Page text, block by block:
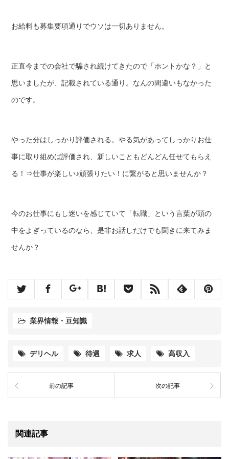
お給料も募集要項通りでウソは一切ありません。
正直今までの会社で騙され続けてきたので「ホントかな？」と
思いましたが、記載されている通り。なんの間違いもなかった
のです。
やった分はしっかり評価される。やる気があってしっかりお仕
事に取り組めば評価され、新しいこともどんどん任せてもらえ
る！⇒仕事が楽しい♪頑張りたい！に繋がると思いませんか？
今のお仕事にもし迷いを感じていて「転職」という言葉が頭の
中をよぎっているのなら、是非お話しだけでも聞きに来てみま
せんか？
業界情報・豆知識
デリヘル 待遇 求人 高収入
前の記事 次の記事
関連記事